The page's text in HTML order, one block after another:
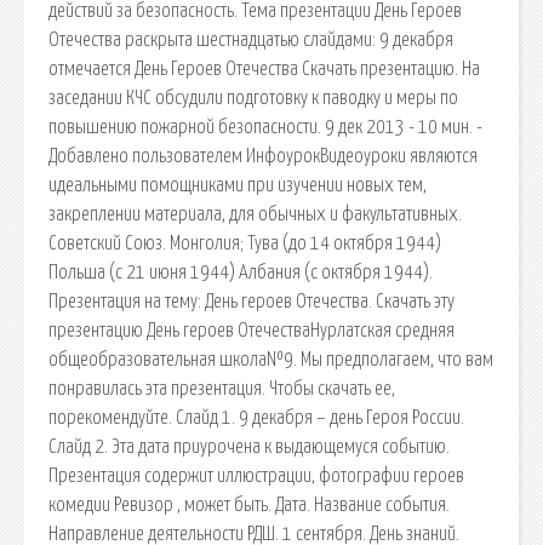
действий за безопасность. Тема презентации День Героев
Отечества раскрыта шестнадцатью слайдами: 9 декабря
отмечается День Героев Отечества Скачать презентацию. На
заседании КЧС обсудили подготовку к паводку и меры по
повышению пожарной безопасности. 9 дек 2013 - 10 мин. -
Добавлено пользователем ИнфоурокВидеоуроки являются
идеальными помощниками при изучении новых тем,
закреплении материала, для обычных и факультативных.
Советский Союз. Монголия; Тува (до 14 октября 1944)
Польша (с 21 июня 1944) Албания (с октября 1944).
Презентация на тему: День героев Отечества. Скачать эту
презентацию День героев ОтечестваНурлатская средняя
общеобразовательная школа№9. Мы предполагаем, что вам
понравилась эта презентация. Чтобы скачать ее,
порекомендуйте. Слайд 1. 9 декабря – день Героя России.
Слайд 2. Эта дата приурочена к выдающемуся событию.
Презентация содержит иллюстрации, фотографии героев
комедии Ревизор , может быть. Дата. Название события.
Направление деятельности РДШ. 1 сентября. День знаний.